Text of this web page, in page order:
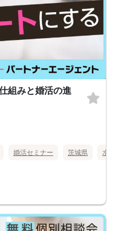
組みと婚活の進
婚活セミナー 茨城県 水